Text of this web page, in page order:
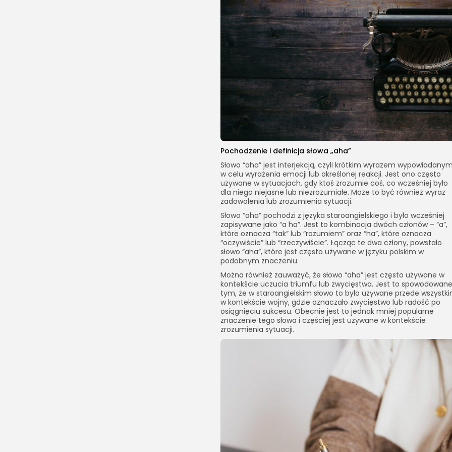
Pochodzenie i definicja słowa „aha”
Słowo “aha” jest interjekcją, czyli krótkim wyrazem
w celu wyrażenia emocji lub określonej reakcji. Jest ono często
używane w sytuacjach, gdy ktoś zrozumie coś, co wcześniej było
dla niego niejasne lub niezrozumiałe. Może to być również wyraz
zadowolenia lub zrozumienia sytuacji.
Słowo “aha” pochodzi z języka staroangielskiego i było wcześniej
zapisywane jako “a ha”. Jest to kombinacja dwóch członów – “a”,
które oznacza “tak” lub “rozumiem” oraz “ha”, które oznacza
“oczywiście” lub “rzeczywiście”. Łącząc te dwa człony, powstało
słowo “aha”, które jest często używane w języku polskim w
podobnym znaczeniu.
Można również zauważyć, że słowo “aha” jest często używane w
kontekście uczucia triumfu lub zwycięstwa. Jest to spowodowane
tym, że w staroangielskim słowo to było używane przede
w kontekście wojny, gdzie oznaczało zwycięstwo lub radość po
osiągnięciu sukcesu. Obecnie jest to jednak mniej popularne
znaczenie tego słowa i częściej jest używane w kontekście
zrozumienia sytuacji.